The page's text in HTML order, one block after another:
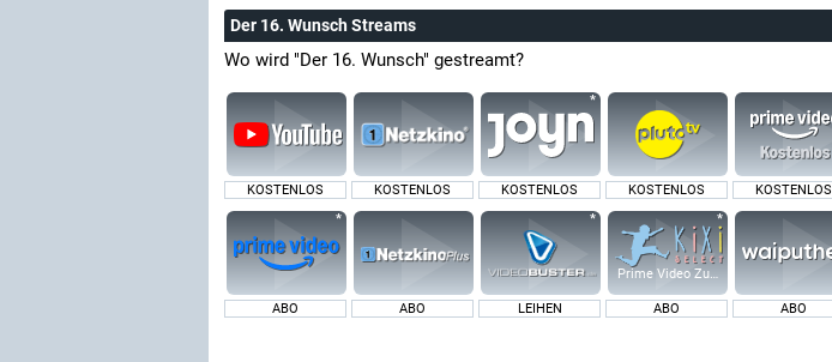
Der 16. Wunsch Streams
Wo wird "Der 16. Wunsch" gestreamt?
KOSTENLOS KOSTENLOS KOSTENLOS KOSTENLOS KOSTENLOS
ABO ABO LEIHEN
Prime Video Zusatz-Kanäle
ABO ABO